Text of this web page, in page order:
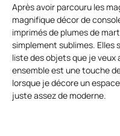
Après avoir parcouru les
magnifique décor de
imprimés de plumes de
simplement sublimes.
liste des objets que je veux
ensemble est une touche
lorsque je décore un
juste assez de moderne.